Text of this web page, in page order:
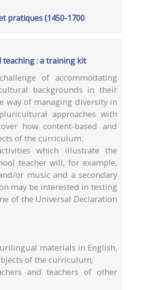
pratiques (1450-1700
: a training kit
of accommodating
backgrounds in their
way of managing diversity in
approaches with
how content-based and
of the curriculum.
which illustrate the
teacher will, for example,
or music and a secondary
may be interested in testing
of the Universal Declaration
materials in English,
of the curriculum;
and teachers of other